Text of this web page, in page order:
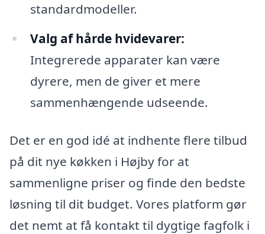
standardmodeller.
Valg af hårde hvidevarer:
Integrerede apparater kan være
dyrere, men de giver et mere
sammenhængende udseende.
Det er en god idé at indhente flere tilbud
på dit nye køkken i Højby for at
sammenligne priser og finde den bedste
løsning til dit budget. Vores platform gør
det nemt at få kontakt til dygtige fagfolk i